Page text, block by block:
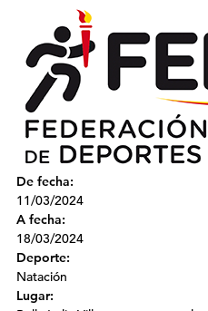
De fecha:
11/03/2024
A fecha:
18/03/2024
Deporte:
Natación
Lugar: